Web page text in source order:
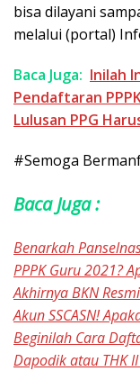
bisa dilayani
melalui (portal)
Baca Juga: Inilah
Pendaftaran
Lulusan PPG
#Semoga
Baca Juga :
Benarkah
PPPK Guru 2021?
Akhirnya BKN
Akun SSCASN!
Beginilah Cara
Dapodik atau THK